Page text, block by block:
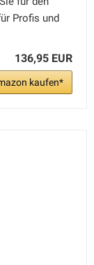
Profis und
136,95 EUR
kaufen*